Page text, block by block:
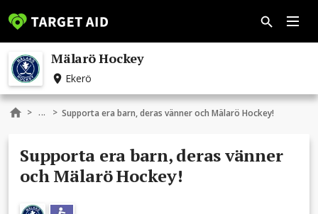
Mälarö Hockey
Ekerö
> ... > Supporta era barn, deras vänner och Mälarö Hockey!
Supporta era barn, deras vänner
och Mälarö Hockey!